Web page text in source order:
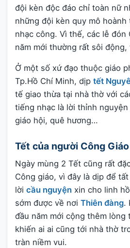
đội kèn độc đáo chỉ toàn nữ
những đội kèn quy mô
nhạc công. Vì thế, các lễ đón
năm mới thường rất sôi động,
Ở một số xứ đạo thuộc giáo
Tp.Hồ Chí Minh, dịp tết
tế giao thừa tại nhà thờ với
tiếng nhạc là lời thỉnh
giáo hội, quê hương…
Tết của người Công Giáo
Ngày mùng 2 Tết cũng rất
Công giáo, vì đây là dịp để
lời cầu nguyện xin cho linh
sớm được về nơi Thiên đàng.
đầu năm mới cộng thêm lòng
khiến ai ai cũng tới nhà thờ
tràn niềm vui.